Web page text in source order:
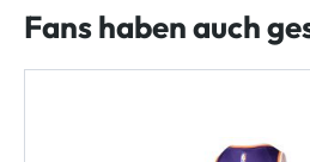
Fans haben auch